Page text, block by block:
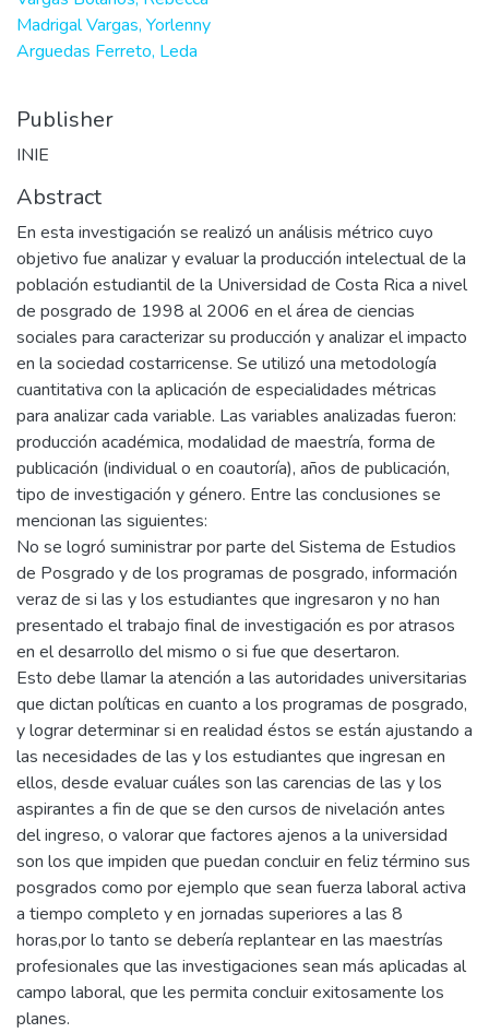
Madrigal Vargas, Yorlenny
Arguedas Ferreto, Leda
Publisher
INIE
Abstract
En esta investigación se realizó un análisis métrico cuyo
objetivo fue analizar y evaluar la producción intelectual de la
población estudiantil de la Universidad de Costa Rica a nivel
de posgrado de 1998 al 2006 en el área de ciencias
sociales para caracterizar su producción y analizar el impacto
en la sociedad costarricense. Se utilizó una metodología
cuantitativa con la aplicación de especialidades métricas
para analizar cada variable. Las variables analizadas fueron:
producción académica, modalidad de maestría, forma de
publicación (individual o en coautoría), años de publicación,
tipo de investigación y género. Entre las conclusiones se
mencionan las siguientes:
No se logró suministrar por parte del Sistema de Estudios
de Posgrado y de los programas de posgrado, información
veraz de si las y los estudiantes que ingresaron y no han
presentado el trabajo final de investigación es por atrasos
en el desarrollo del mismo o si fue que desertaron.
Esto debe llamar la atención a las autoridades universitarias
que dictan políticas en cuanto a los programas de posgrado,
y lograr determinar si en realidad éstos se están ajustando a
las necesidades de las y los estudiantes que ingresan en
ellos, desde evaluar cuáles son las carencias de las y los
aspirantes a fin de que se den cursos de nivelación antes
del ingreso, o valorar que factores ajenos a la universidad
son los que impiden que puedan concluir en feliz término sus
posgrados como por ejemplo que sean fuerza laboral activa
a tiempo completo y en jornadas superiores a las 8
horas,por lo tanto se debería replantear en las maestrías
profesionales que las investigaciones sean más aplicadas al
campo laboral, que les permita concluir exitosamente los
planes.